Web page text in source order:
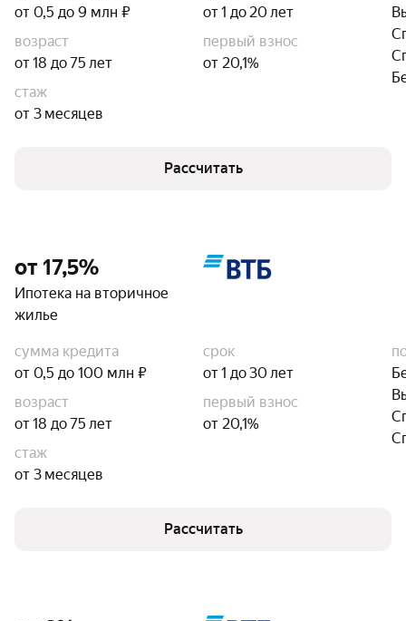
от 0,5 до 9 млн ₽
от 1 до 20 лет
возраст
от 18 до 75 лет
первый взнос
от 20,1%
стаж
от 3 месяцев
Рассчитать
от 17,5%
Ипотека на вторичное
жилье
сумма кредита
от 0,5 до 100 млн ₽
срок
от 1 до 30 лет
возраст
от 18 до 75 лет
первый взнос
от 20,1%
стаж
от 3 месяцев
Рассчитать